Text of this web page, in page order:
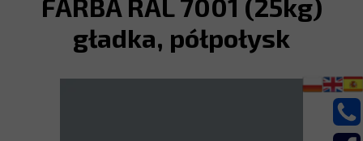
FARBA RAL 7001 (25kg)
gładka, półpołysk